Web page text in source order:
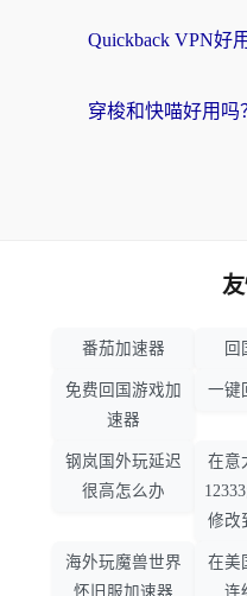
番茄加速器
免费回国游戏加
速器
一键
钢岚国外玩延迟
很高怎么办
在意
修改
海外玩魔兽世界
怀旧服加速器
在美
连